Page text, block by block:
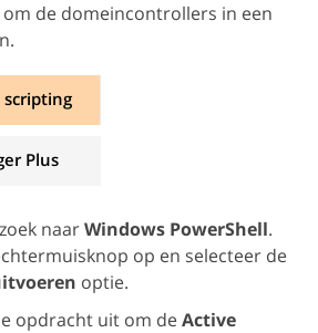
om de domeincontrollers in een
scripting
Plus
naarWindows PowerShell.
op en selecteer de
optie.
opdracht uit om deActive